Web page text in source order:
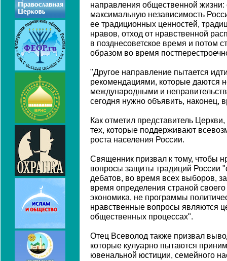
направления общественной жизни:
максимальную независимость
ее традиционных ценностей,
нравов, отход от нравственной
в позднесоветское время и потом
образом во время
"Другое направление пытается
рекомендациями, которые даются
международными и
сегодня нужно объявить, наконец,
Как отметил представитель
тех, которые поддерживают
роста населения России.
Священник призвал к тому, чтобы
вопросы защиты традиций России
дебатов, во время всех выборов,
время определения страной
экономика, не программы
нравственные вопросы являются
общественных процессах".
Отец Всеволод также призвал
которые кулуарно пытаются
ювенальной юстиции, семейного